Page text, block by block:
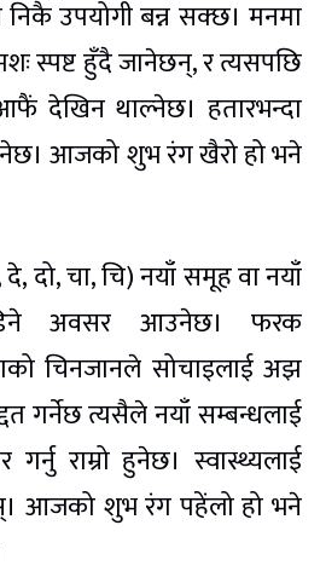
उपयोगी बन्न सक्छ। मनमा
स्पष्ट हुँदै जानेछन्, र त्यसपछि
देखिन थाल्नेछ। हतारभन्दा
आजको शुभ रंग खैरो हो भने
दो, चा, चि) नयाँ समूह वा नयाँ
अवसर आउनेछ। फरक
चिनजानले सोचाइलाई अझ
गर्नेछ त्यसैले नयाँ सम्बन्धलाई
राम्रो हुनेछ। स्वास्थ्यलाई
आजको शुभ रंग पहेंलो हो भने